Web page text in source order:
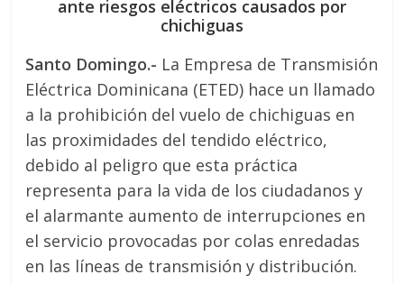
ante riesgos eléctricos causados por
chichiguas
Santo Domingo.- La Empresa de Transmisión
Eléctrica Dominicana (ETED) hace un llamado
a la prohibición del vuelo de chichiguas en
las proximidades del tendido eléctrico,
debido al peligro que esta práctica
representa para la vida de los ciudadanos y
el alarmante aumento de interrupciones en
el servicio provocadas por colas enredadas
en las líneas de transmisión y distribución.